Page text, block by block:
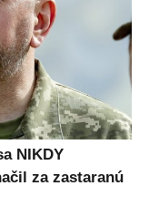
NIKDY
za zastaranú